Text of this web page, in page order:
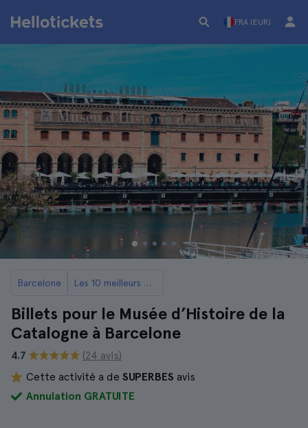
FRA (EUR)
Barcelone Les 10 meilleurs musées de Barcelone
Billets pour le Musée d’Histoire de la
Catalogne à Barcelone
4.7
(24 avis)
Cette activité a de SUPERBES avis
Annulation GRATUITE